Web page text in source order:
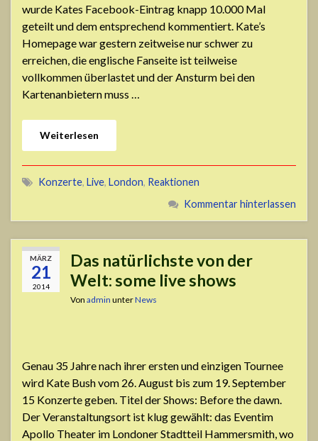
wurde Kates Facebook-Eintrag knapp 10.000 Mal
geteilt und dem entsprechend kommentiert. Kate’s
Homepage war gestern zeitweise nur schwer zu
erreichen, die englische Fanseite ist teilweise
vollkommen überlastet und der Ansturm bei den
Kartenanbietern muss …
Weiterlesen
Konzerte, Live, London, Reaktionen
Kommentar hinterlassen
MÄRZ
21
2014
Das natürlichste von der
Welt: some live shows
Von admin unterNews
Genau 35 Jahre nach ihrer ersten und einzigen Tournee
wird Kate Bush vom 26. August bis zum 19. September
15 Konzerte geben. Titel der Shows: Before the dawn.
Der Veranstaltungsort ist klug gewählt: das Eventim
Apollo Theater im Londoner Stadtteil Hammersmith, wo